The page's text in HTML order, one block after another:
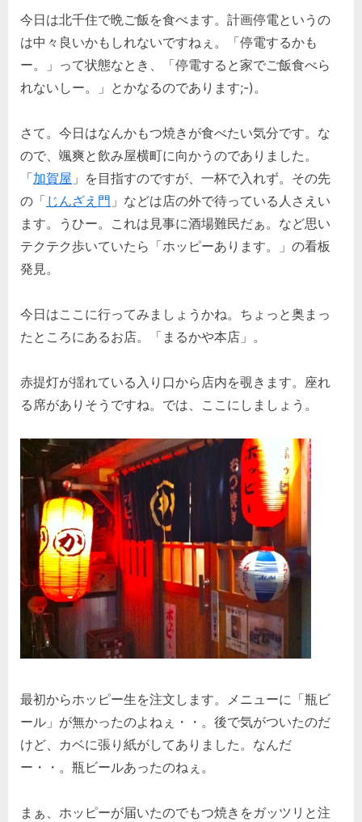
住。
ま
る
か
や
店。
へ
の
今日は北千住で晩ご飯を食べます。計画停電というの
は中々良いかもしれないですねぇ。「停電するかも
ー。」って状態なとき、「停電すると家でご飯食べら
れないしー。」とかなるのであります;-)。
さて。今日はなんかもつ焼きが食べたい気分です。な
ので、颯爽と飲み屋横町に向かうのでありました。
「加賀屋 」を目指すのですが、一杯で入れず。その先
の「 じんざえ門 」などは店の外で待っている人さえい
ます。うひー。これは見事に酒場難民だぁ。など思い
テクテク歩いていたら「ホッピーあります。」の看板
発見。
今日はここに行ってみましょうかね。ちょっと奥まっ
たところにあるお店。「まるかや本店」。
赤提灯が揺れている入り口から店内を覗きます。座れ
る席がありそうですね。では、ここにしましょう。
最初からホッピー生を注文します。メニューに「瓶ビ
ール」が無かったのよねぇ・・。後で気がついたのだ
けど、カベに張り紙がしてありました。なんだ
ー・・。瓶ビールあったのねぇ。
まぁ、ホッピーが届いたのでもつ焼きをガッツリと注